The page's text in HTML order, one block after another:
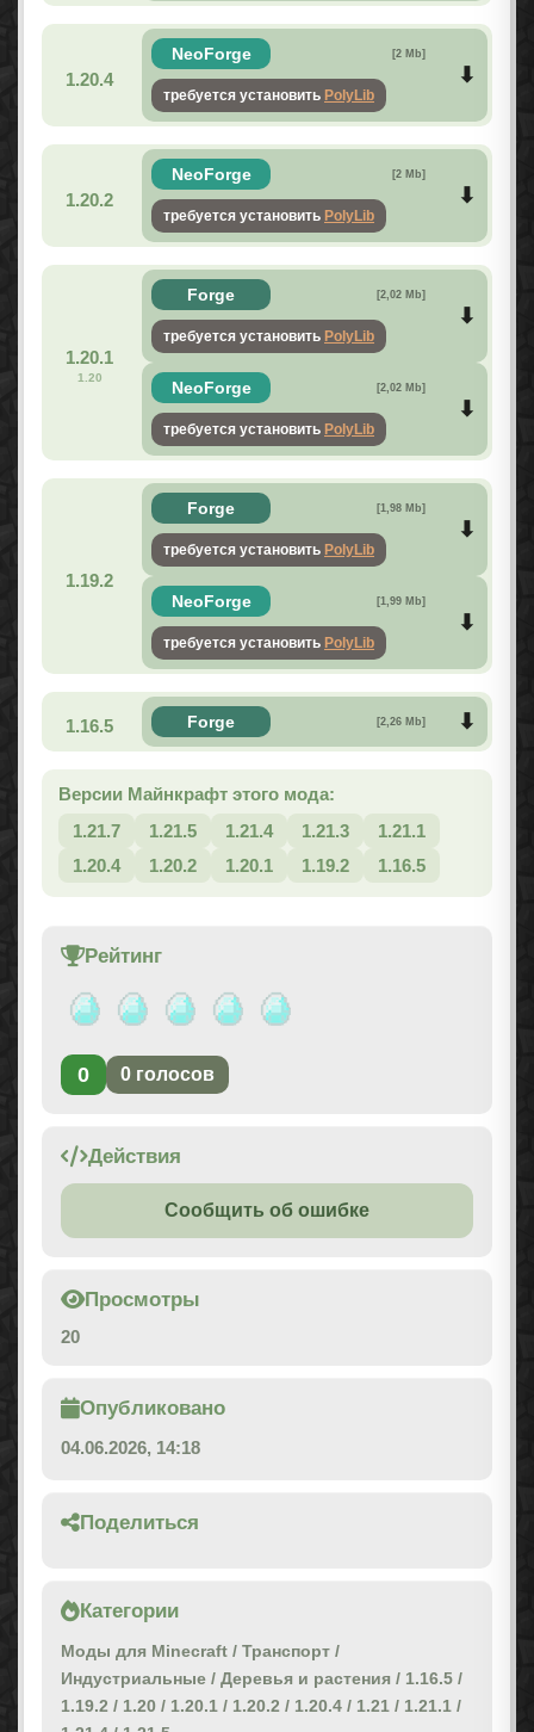
1.20.4
NeoForge [2 Mb]
требуется установить PolyLib
1.20.2
NeoForge [2 Mb]
требуется установить PolyLib
1.20.1
1.20
Forge [2,02 Mb]
требуется установить PolyLib
NeoForge [2,02 Mb]
требуется установить PolyLib
1.19.2
Forge [1,98 Mb]
требуется установить PolyLib
NeoForge [1,99 Mb]
требуется установить PolyLib
1.16.5 Forge [2,26 Mb]
Версии Майнкрафт этого мода:
1.21.7
1.21.5 1.21.4 1.21.3
1.21.1
1.20.4
1.20.2 1.20.1 1.19.2 1.16.5
Рейтинг
0 0 голосов
Действия
Сообщить об ошибке
Просмотры
20
Опубликовано
04.06.2026, 14:18
Поделиться
Категории
Моды для Minecraft / Транспорт /
Индустриальные / Деревья и растения / 1.16.5 /
1.19.2 / 1.20 / 1.20.1 / 1.20.2 / 1.20.4 / 1.21 / 1.21.1 /